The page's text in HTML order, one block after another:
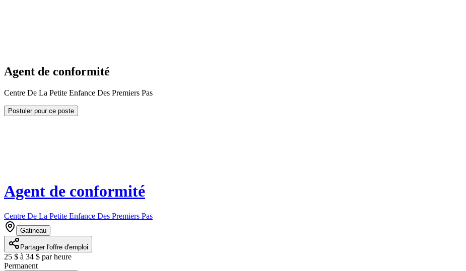
Agent de conformité
Centre De La Petite Enfance Des Premiers Pas
Postuler pour ce poste
Agent de conformité
Centre De La Petite Enfance Des Premiers Pas
Gatineau
Partager l'offre d'emploi
25 $ à 34 $ par heure
Permanent